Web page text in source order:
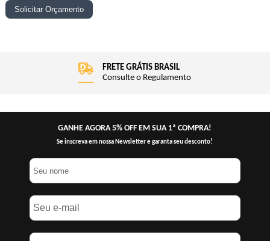
FRETE GRÁTIS BRASIL
Consulte o Regulamento
GANHE AGORA 5% OFF EM SUA 1ª COMPRA!
Se inscreva em nossa Newsletter e garanta seu desconto!